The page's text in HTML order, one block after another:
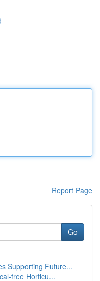
Report Page
Go
Supporting Future...
free Horticu...